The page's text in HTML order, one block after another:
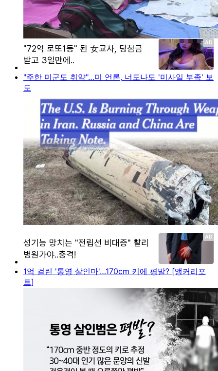
"주한 미군도 취약"…미 언론, 너도나도 '미사일 부족' 보
도
1억 걸린 '통영 살인마'…170cm 키에 평발? [앵커리포
트]